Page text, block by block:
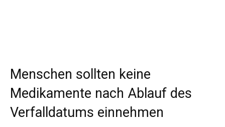
Menschen sollten keine
Medikamente nach Ablauf des
Verfalldatums einnehmen